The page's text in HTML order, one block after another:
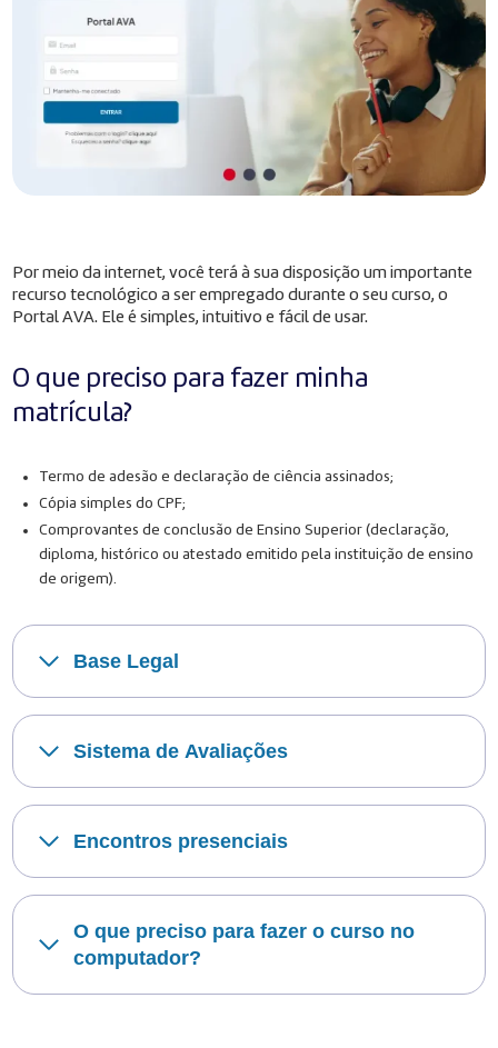
Por meio da internet, você terá à sua disposição um importante
recurso tecnológico a ser empregado durante o seu curso, o
Portal AVA. Ele é simples, intuitivo e fácil de usar.
O que preciso para fazer minha
matrícula?
Termo de adesão e declaração de ciência assinados;
Cópia simples do CPF;
Comprovantes de conclusão de Ensino Superior (declaração,
diploma, histórico ou atestado emitido pela instituição de ensino
de origem).
Base Legal
Sistema de Avaliações
Encontros presenciais
O que preciso para fazer o curso no
computador?